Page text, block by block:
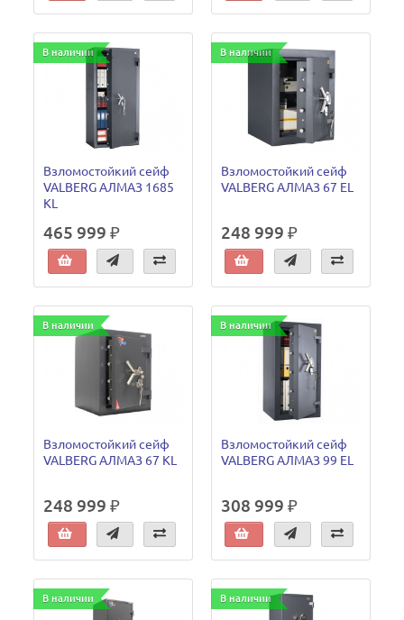
В наличии
Взломостойкий сейф
VALBERG АЛМАЗ 1685
KL
465 999 ₽
В наличии
Взломостойкий сейф
VALBERG АЛМАЗ 67 EL
248 999 ₽
В наличии
Взломостойкий сейф
VALBERG АЛМАЗ 67 KL
248 999 ₽
В наличии
Взломостойкий сейф
VALBERG АЛМАЗ 99 EL
308 999 ₽
В наличии В наличии